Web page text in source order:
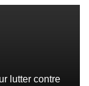
lutter contre